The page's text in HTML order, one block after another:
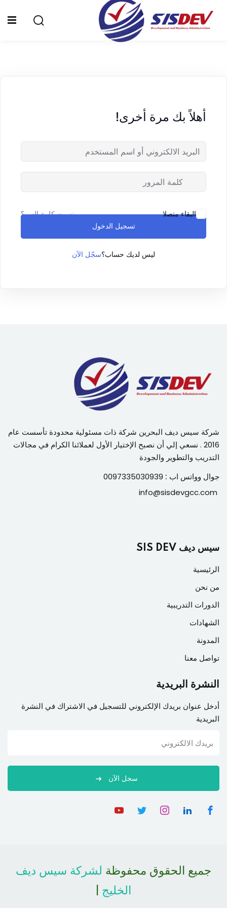
الشهادات
المدونة
تواصل معنا
أهلاً بك مرة أخرى!
البقاء متصلا نسيت كلمة السر؟
تسجيل الدخول
ليس لديك حساب؟سجّل الآن
شركة سيس ديف البحرين شركة ذات مسئولية محدودة تأسست عام
2016 . نسعي إلي أن نصبح الإختيار الأول لعملائنا الكرام في مجالات
التدريب والتطوير والجودة
جوال وواتس اب :
info@sisdevgcc.com
سيس ديف SIS DEV
الرئيسية
من نحن
الدورات التدريبية
الشهادات
المدونة
تواصل معنا
النشرة البريدية
أدخل عنوان بريدك الإلكتروني للتسجيل في الاشتراك في النشرة
البريدية
سجل الآن
جميع الحقوق محفوظة لشركة سيس ديف
الخليج |
Sign in
Remember me
Lost your password?